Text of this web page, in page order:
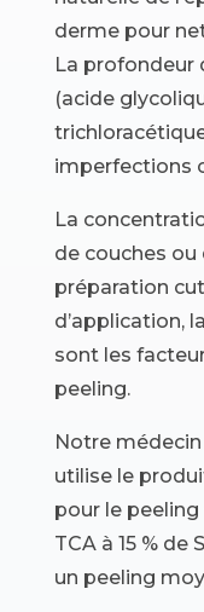
derme pour
La profondeur
(acide
imperfections
La
de couches
préparation
d’application,
sont les
peeling.
Notre
utilise le
pour le
TCA à 15 %
un peeling